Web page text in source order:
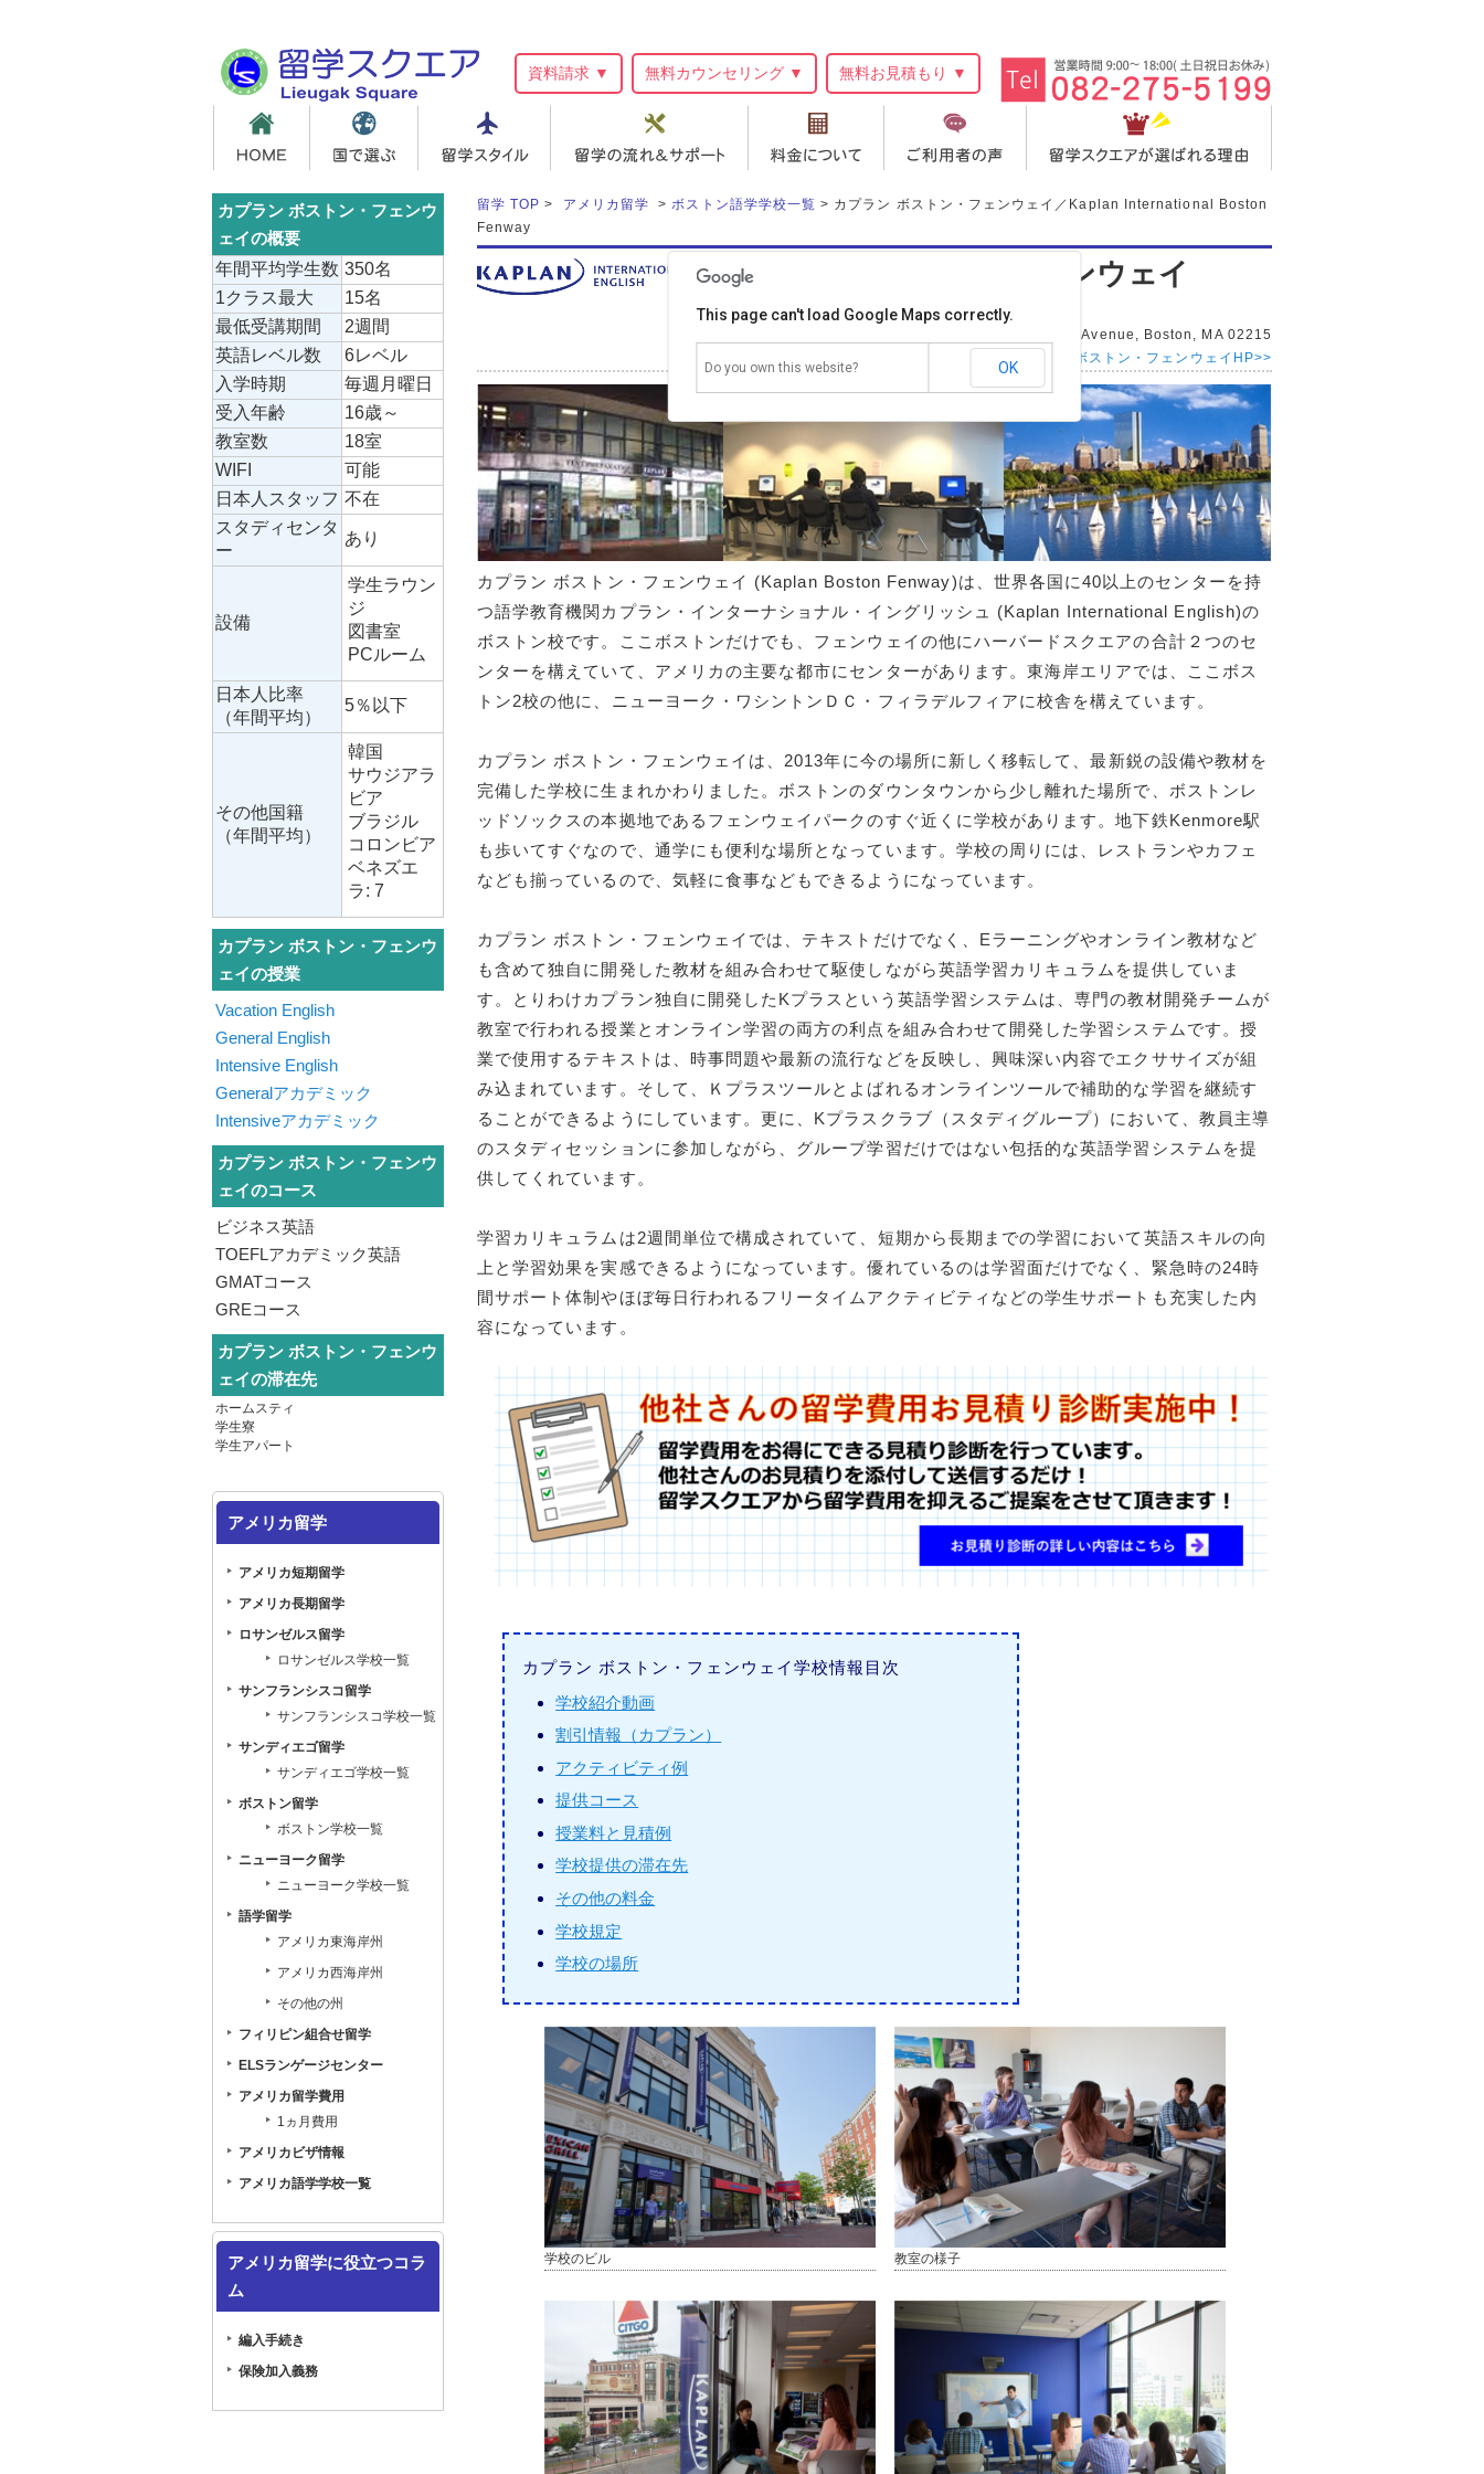
資料請求 ▼ 無料カウンセリング ▼ 無料お見積もり ▼
留学 TOP > アメリカ留学 >ボストン語学学校一覧 > カプラン ボストン・フェンウェイ／Kaplan International Boston
Fenway
カプラン ボストン・フェンウェイ
540 Commonwealth Avenue, Boston, MA 02215
カプラン ボストン・フェンウェイHP>>
カプラン ボストン・フェンウェイ (Kaplan Boston Fenway)は、世界各国に40以上のセンターを持
つ語学教育機関カプラン・インターナショナル・イングリッシュ (Kaplan International English)の
ボストン校です。ここボストンだけでも、フェンウェイの他にハーバードスクエアの合計２つのセ
ンターを構えていて、アメリカの主要な都市にセンターがあります。東海岸エリアでは、ここボス
トン2校の他に、ニューヨーク・ワシントンＤＣ・フィラデルフィアに校舎を構えています。
カプラン ボストン・フェンウェイは、2013年に今の場所に新しく移転して、最新鋭の設備や教材を
完備した学校に生まれかわりました。ボストンのダウンタウンから少し離れた場所で、ボストンレ
ッドソックスの本拠地であるフェンウェイパークのすぐ近くに学校があります。地下鉄Kenmore駅
も歩いてすぐなので、通学にも便利な場所となっています。学校の周りには、レストランやカフェ
なども揃っているので、気軽に食事などもできるようになっています。
カプラン ボストン・フェンウェイでは、テキストだけでなく、Eラーニングやオンライン教材など
も含めて独自に開発した教材を組み合わせて駆使しながら英語学習カリキュラムを提供していま
す。とりわけカプラン独自に開発したKプラスという英語学習システムは、専門の教材開発チームが
教室で行われる授業とオンライン学習の両方の利点を組み合わせて開発した学習システムです。授
業で使用するテキストは、時事問題や最新の流行などを反映し、興味深い内容でエクササイズが組
み込まれています。そして、Ｋプラスツールとよばれるオンラインツールで補助的な学習を継続す
ることができるようにしています。更に、Kプラスクラブ（スタディグループ）において、教員主導
のスタディセッションに参加しながら、グループ学習だけではない包括的な英語学習システムを提
供してくれています。
学習カリキュラムは2週間単位で構成されていて、短期から長期までの学習において英語スキルの向
上と学習効果を実感できるようになっています。優れているのは学習面だけでなく、緊急時の24時
間サポート体制やほぼ毎日行われるフリータイムアクティビティなどの学生サポートも充実した内
容になっています。
カプラン ボストン・フェンウェイ学校情報目次
学校紹介動画
割引情報（カプラン）
アクティビティ例
提供コース
授業料と見積例
学校提供の滞在先
その他の料金
学校規定
学校の場所
学校のビル 教室の様子
This page can't load Google Maps correctly.
Do you own this website? OK
カプラン ボストン・フェンウ
ェイの概要
年間平均学生数 350名
1クラス最大
15名
最低受講期間
2週間
英語レベル数
6レベル
入学時期
毎週月曜日
受入年齢
16歳～
教室数
18室
WIFI
可能
日本人スタッフ 不在
スタディセンタ
ー
あり
設備
学生ラウン
ジ
図書室
PCルーム
日本人比率
（年間平均）
5％以下
その他国籍
（年間平均）
韓国
サウジアラ
ビア
ブラジル
コロンビア
ベネズエ
ラ: 7
カプラン ボストン・フェンウ
ェイの授業
Vacation English
General English
Intensive English
Generalアカデミック
Intensiveアカデミック
カプラン ボストン・フェンウ
ェイのコース
ビジネス英語
TOEFLアカデミック英語
GMATコース
GREコース
カプラン ボストン・フェンウ
ェイの滞在先
ホームスティ
学生寮
学生アパート
アメリカ留学
アメリカ短期留学
アメリカ長期留学
ロサンゼルス留学
ロサンゼルス学校一覧
サンフランシスコ留学
サンフランシスコ学校一覧
サンディエゴ留学
サンディエゴ学校一覧
ボストン留学
ボストン学校一覧
ニューヨーク留学
ニューヨーク学校一覧
語学留学
アメリカ東海岸州
アメリカ西海岸州
その他の州
フィリピン組合せ留学
ELSランゲージセンター
アメリカ留学費用
1ヵ月費用
アメリカビザ情報
アメリカ語学学校一覧
アメリカ留学に役立つコラ
ム
編入手続き
保険加入義務